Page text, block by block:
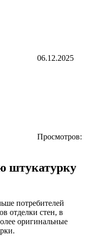
06.12.2025
Просмотров:
штукатурку
потребителей
отделки стен, в
оригинальные